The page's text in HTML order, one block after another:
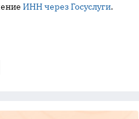
ИНН через Госуслуги.